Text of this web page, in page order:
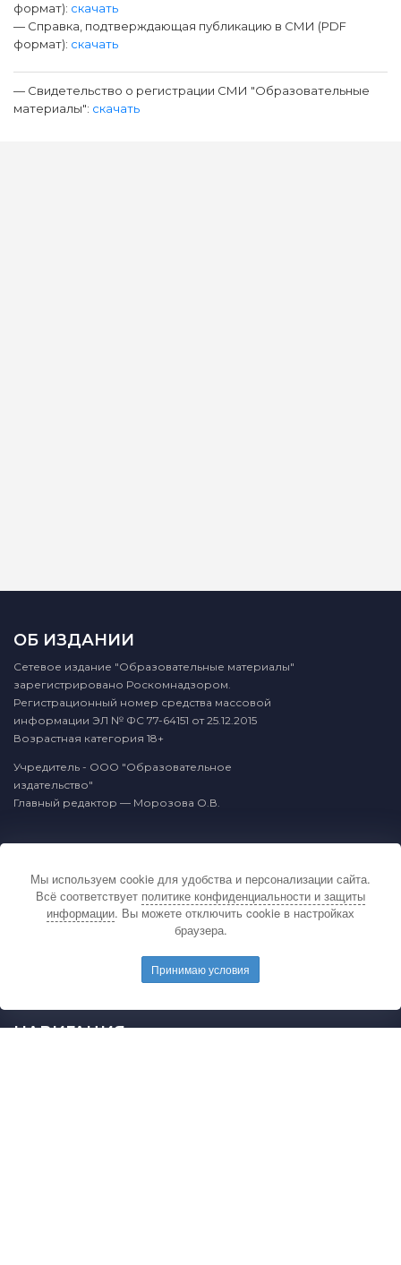
формат): скачать
— Справка, подтверждающая публикацию в СМИ (PDF
формат): скачать
— Свидетельство о регистрации СМИ "Образовательные
материалы": скачать
По вопросам связанным с публикацией
материалов на сайте издательства и выдачей
подтверждающих документов обращайтесь на
электронную почту редакции.
mail@pedarticles.ru
+7 (499) 113-47-87
ОБ ИЗДАНИИ
Сетевое издание "Образовательные материалы"
зарегистрировано Роскомнадзором.
Регистрационный номер средства массовой
информации ЭЛ № ФС 77-64151 от 25.12.2015
Возрастная категория 18+
Учредитель - ООО "Образовательное
издательство"
Главный редактор — Морозова О.В.
НАВИГАЦИЯ
Мы используем cookie для удобства и персонализации сайта.
Всё соответствует политике конфиденциальности и защиты
информации. Вы можете отключить cookie в настройках
браузера.
Принимаю условия